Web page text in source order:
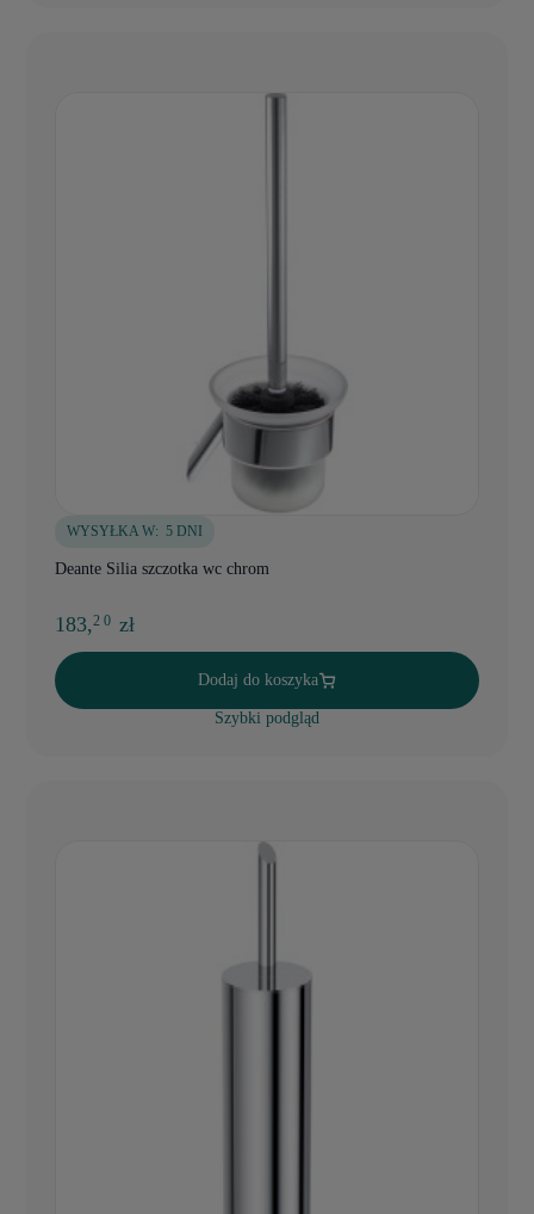
WYSYŁKA W: 5 DNI
Deante Silia szczotka wc chrom
183,2 0 zł
Dodaj do koszyka
Szybki podgląd